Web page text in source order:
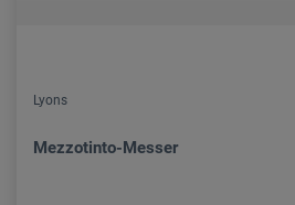
Lyons
Mezzotinto-Messer